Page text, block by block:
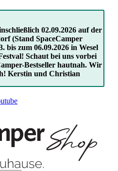
02.09.2026 auf der
(Stand SpaceCamper
bis zum 06.09.2026 in Wesel
Schaut bei uns vorbei
Bestseller hautnah. Wir
Kerstin und Christian